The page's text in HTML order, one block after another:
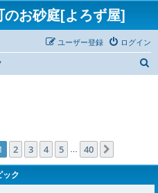
お砂庭[よろず屋]
ログイン
ユーザー登録
ジ1 ／
2 3 4 5 40
ック